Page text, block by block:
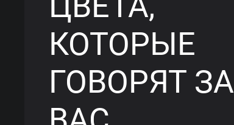
КОТОРЫЕ
ГОВОРЯТ ЗА